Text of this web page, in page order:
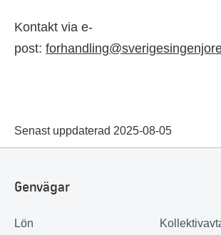
Kontakt via e-
post:
Senast uppdaterad 2025-08-05
Genvägar
Lön